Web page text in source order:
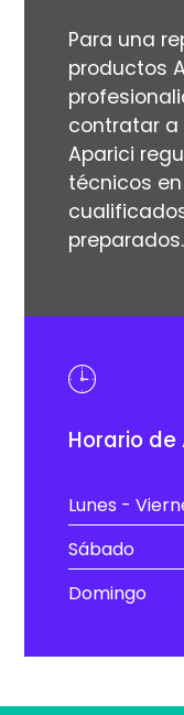
Para una
productos
contratar a
Aparici
técnicos
preparados.
Horario de
Lunes -
Sábado
Domingo